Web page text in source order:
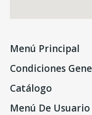
Menú Principal
Condiciones
Catálogo
Menú De Usuario